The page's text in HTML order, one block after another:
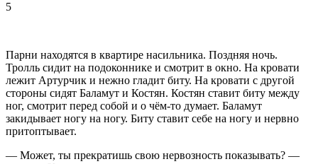
5
Парни находятся в квартире насильника. Поздняя ночь.
Тролль сидит на подоконнике и смотрит в окно. На кровати
лежит Артурчик и нежно гладит биту. На кровати с другой
стороны сидят Баламут и Костян. Костян ставит биту между
ног, смотрит перед собой и о чём-то думает. Баламут
закидывает ногу на ногу. Биту ставит себе на ногу и нервно
притоптывает.
— Может, ты прекратишь свою нервозность показывать? —